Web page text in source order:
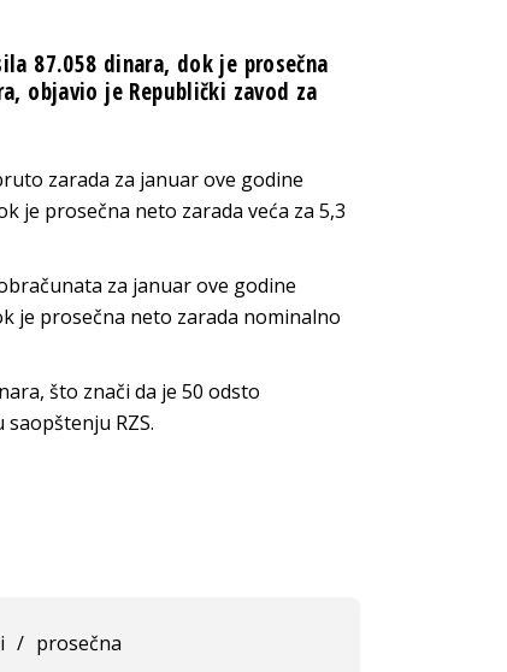
87.058 dinara, dok je prosečna
objavio je Republički zavod za
zarada za januar ove godine
je prosečna neto zarada veća za 5,3
za januar ove godine
je prosečna neto zarada nominalno
što znači da je 50 odsto
RZS.
/ prosečna